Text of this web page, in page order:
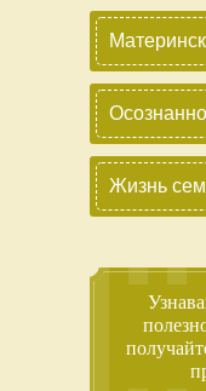
Жизнь